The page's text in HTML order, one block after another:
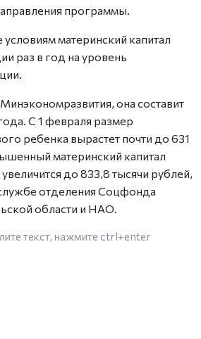
программы.
материнский капитал
раз в год на уровень
она составит
С 1 февраля размер
ребенка вырастет почти до 631
материнский капитал
до 833,8 тысячи рублей,
отделения Соцфонда
области и НАО.
текст, нажмите ctrl+enter